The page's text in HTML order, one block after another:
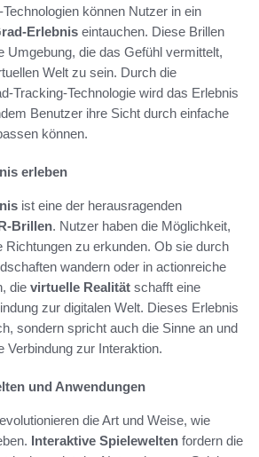
können Nutzer in ein
Erlebnis eintauchen. Diese Brillen
Umgebung, die das Gefühl vermittelt,
Welt zu sein. Durch die
Tracking-Technologie wird das Erlebnis
Benutzer ihre Sicht durch einfache
können.
erleben
ist eine der herausragenden
Brillen. Nutzer haben die Möglichkeit,
Richtungen zu erkunden. Ob sie durch
wandern oder in actionreiche
die virtuelle Realität schafft eine
zur digitalen Welt. Dieses Erlebnis
sondern spricht auch die Sinne an und
Verbindung zur Interaktion.
und Anwendungen
die Art und Weise, wie
Interaktive Spielewelten fordern die